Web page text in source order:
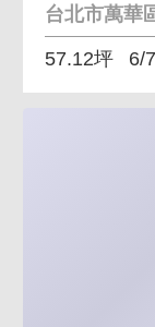
台北市萬華
57.12坪 6/